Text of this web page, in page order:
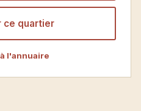
ce quartier
l'annuaire